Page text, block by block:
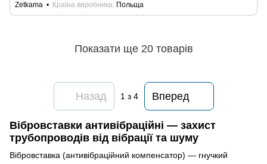
Zetkama
Країна виробника Польща
Показати ще 20 товарів
Назад 1 з 4 Вперед
Вібровставки антивібраційні — захист
трубопроводів від вібрації та шуму
Вібровставка (антивібраційний компенсатор) — гнучкий